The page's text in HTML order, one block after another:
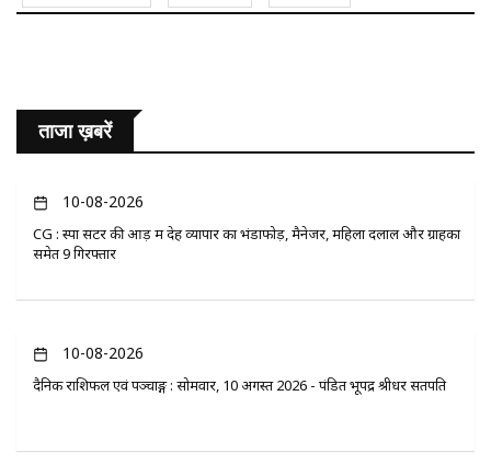
ताजा ख़बरें
10-08-2026
CG : स्पा सेंटर की आड़ में देह व्यापार का भंडाफोड़, मैनेजर, महिला दलाल और ग्राहकों
समेत 9 गिरफ्तार
10-08-2026
दैनिक राशिफल एवं पञ्चाङ्ग : सोमवार, 10 अगस्त 2026 - पंडित भूपेंद्र श्रीधर सतपति